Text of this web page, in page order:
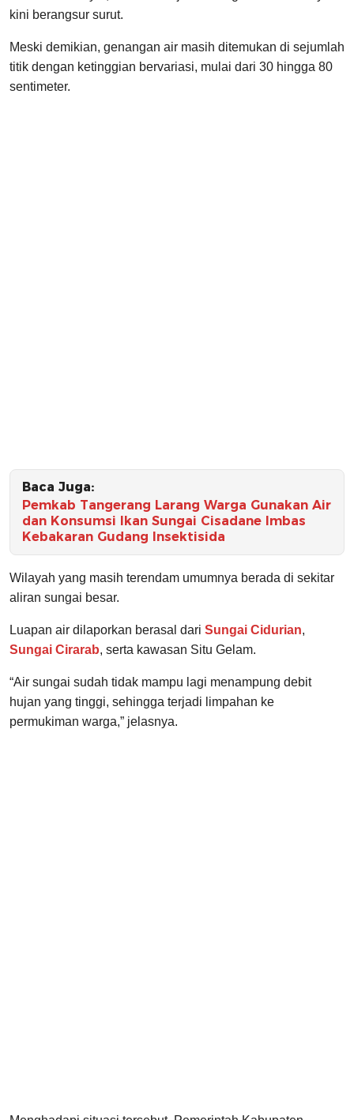
kini berangsur surut.
Meski demikian, genangan air masih ditemukan di sejumlah
titik dengan ketinggian bervariasi, mulai dari 30 hingga 80
sentimeter.
Baca Juga:
Pemkab Tangerang Larang Warga Gunakan Air
dan Konsumsi Ikan Sungai Cisadane Imbas
Kebakaran Gudang Insektisida
Wilayah yang masih terendam umumnya berada di sekitar
aliran sungai besar.
Luapan air dilaporkan berasal dari Sungai Cidurian,
Sungai Cirarab, serta kawasan Situ Gelam.
“Air sungai sudah tidak mampu lagi menampung debit
hujan yang tinggi, sehingga terjadi limpahan ke
permukiman warga,” jelasnya.